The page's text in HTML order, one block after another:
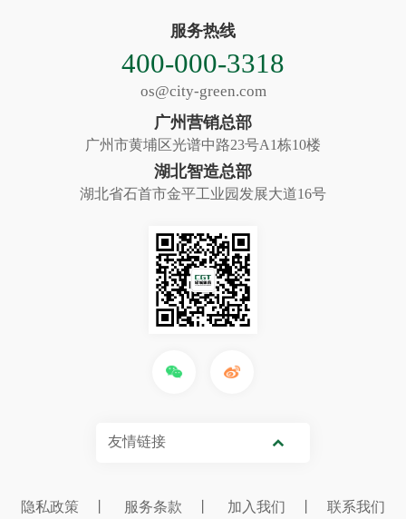
服务热线
400-000-3318
os@city-green.com
广州营销总部
广州市黄埔区光谱中路23号A1栋10楼
湖北智造总部
湖北省石首市金平工业园发展大道16号
友情链接
隐私政策 服务条款 加入我们 联系我们